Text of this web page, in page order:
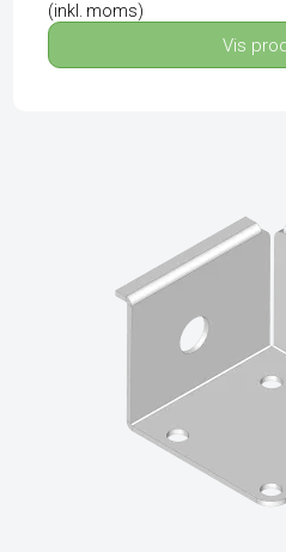
(inkl. moms)
Vis